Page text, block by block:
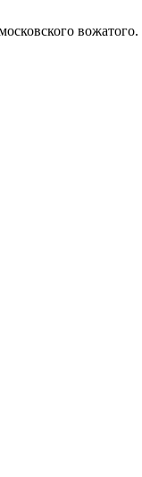
вожатого.